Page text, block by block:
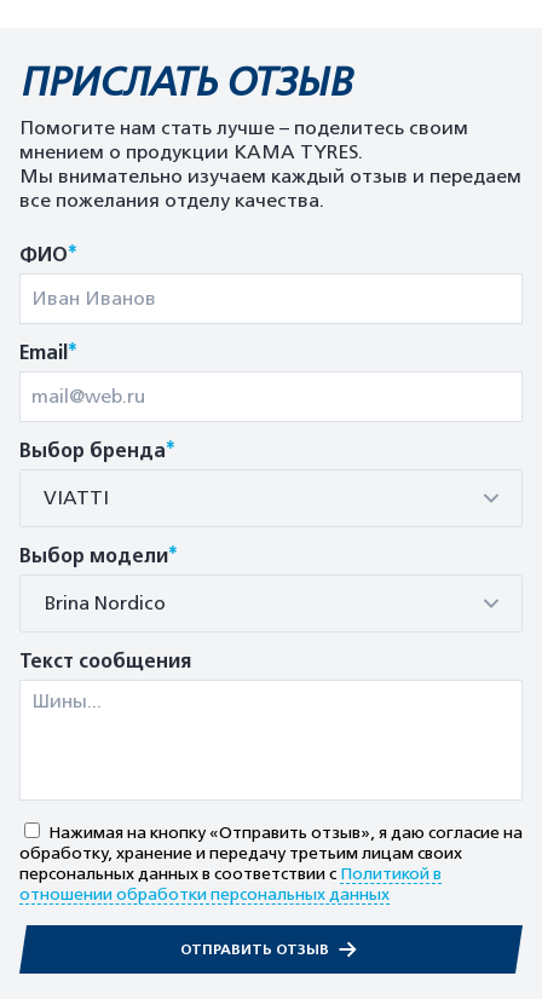
ПРИСЛАТЬ ОТЗЫВ
Помогите нам стать лучше – поделитесь своим
мнением о продукции KAMA TYRES.
Мы внимательно изучаем каждый отзыв и передаем
все пожелания отделу качества.
ФИО*
Email*
Выбор бренда*
VIATTI
Выбор модели*
Brina Nordico
Текст сообщения
Нажимая на кнопку «Отправить отзыв», я даю согласие на
обработку, хранение и передачу третьим лицам своих
персональных данных в соответствии с Политикой в
отношении обработки персональных данных
ОТПРАВИТЬ ОТЗЫВ